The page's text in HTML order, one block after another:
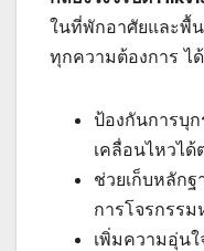
ในที่พักอาศัยและพื้
ทุกความต้องการ ไ
ป้องกันการบุ
เคลื่อนไหวไ
ช่วยเก็บหลักฐ
การโจรกรร
เพิ่มความอุ่น